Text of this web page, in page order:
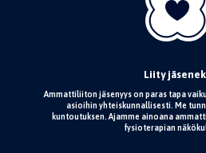
Liity
Ammattiliiton jäsenyys on paras tapa
asioihin yhteiskunnallisesti. Me
kuntoutuksen. Ajamme ainoana
fysioterapian